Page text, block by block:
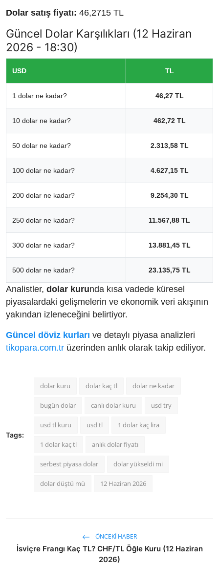
Dolar satış fiyatı: 46,2715 TL
Güncel Dolar Karşılıkları (12 Haziran
2026 - 18:30)
USD TL
1 dolar ne kadar? 46,27 TL
10 dolar ne kadar? 462,72 TL
50 dolar ne kadar? 2.313,58 TL
100 dolar ne kadar? 4.627,15 TL
200 dolar ne kadar? 9.254,30 TL
250 dolar ne kadar? 11.567,88 TL
300 dolar ne kadar? 13.881,45 TL
500 dolar ne kadar? 23.135,75 TL
Analistler, dolar kurunda kısa vadede küresel
piyasalardaki gelişmelerin ve ekonomik veri akışının
yakından izleneceğini belirtiyor.
Güncel döviz kurları ve detaylı piyasa analizleri
tikopara.com.tr üzerinden anlık olarak takip ediliyor.
Tags:
dolar kuru dolar kaç tl dolar ne kadar
bugün dolar canlı dolar kuru usd try
usd tl kuru usd tl 1 dolar kaç lira
1 dolar kaç tl anlık dolar fiyatı
serbest piyasa dolar dolar yükseldi mi
dolar düştü mü 12 Haziran 2026
ÖNCEKI HABER
İsviçre Frangı Kaç TL? CHF/TL Öğle Kuru (12 Haziran
2026)